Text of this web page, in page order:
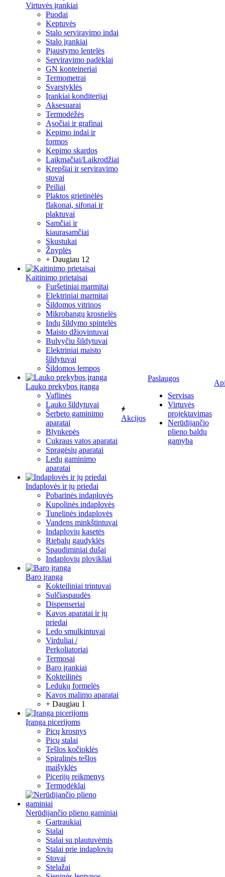
Virtuvės įrankiai
Puodai
Keptuvės
Stalo serviravimo indai
Stalo įrankiai
Pjaustymo lentelės
Serviravimo padėklai
GN konteineriai
Termometrai
Svarstyklės
Įrankiai konditerijai
Aksesuarai
Termodėžės
Ąsočiai ir grafinai
Kepimo indai ir
formos
Kepimo skardos
Laikmačiai/Laikrodžiai
Krepšiai ir serviravimo
stovai
Peiliai
Plaktos grietinėlės
flakonai, sifonai ir
plaktuvai
Samčiai ir
kiaurasamčiai
Skustukai
Žnyplės
+ Daugiau 12
Kaitinimo prietaisai
Furšetiniai marmitai
Elektriniai marmitai
Šildomos vitrinos
Mikrobangų krosnelės
Indų šildymo spintelės
Maisto džiovintuvai
Bulvyčiu šildytuvai
Elektriniai maisto
šildytuvai
Šildomos lempos
Lauko prekybos įranga
Vaflinės
Lauko šildytuvai
Šerbeto gaminimo
aparatai
Blynkepės
Cukraus vatos aparatai
Spragėsių aparatai
Ledų gaminimo
aparatai
Indaplovės ir jų priedai
Pobarinės indaplovės
Kupolinės indaplovės
Tunelinės indaplovės
Vandens minkštintuvai
Indaplovių kasetės
Riebalų gaudyklės
Spaudiminiai dušai
Indaplovių plovikliai
Baro įranga
Kokteiliniai trintuvai
Sulčiaspaudės
Dispenseriai
Kavos aparatai ir jų
priedai
Ledo smulkintuvai
Virduliai /
Perkoliatoriai
Termosai
Baro įrankiai
Kokteilinės
Ledukų formelės
Kavos malimo aparatai
+ Daugiau 1
Įranga picerijoms
Picų krosnys
Picų stalai
Tešlos kočioklės
Spiralinės tešlos
maišyklės
Picerijų reikmenys
Termodėklai
Nerūdijančio plieno gaminiai
Gartraukiai
Stalai
Stalai su plautuvėmis
Stalai prie indaplovių
Stovai
Stelažai
Akcijos
Paslaugos
Servisas
Virtuvės
projektavimas
Nerūdijančio
plieno baldų
gamyba